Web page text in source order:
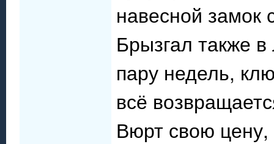
навесной замок
Брызгал также
пару недель,
всё
Вюрт свою цену,